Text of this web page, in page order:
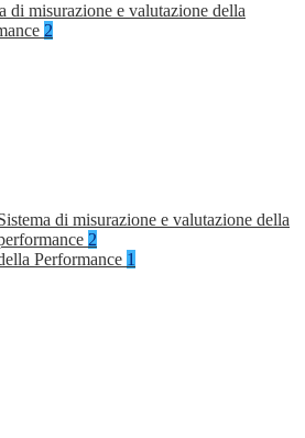
di misurazione e valutazione della
2
di misurazione e valutazione della
2
Performance 1